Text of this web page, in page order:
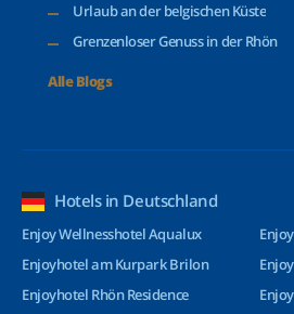
Urlaub an der belgischen Küste
Grenzenloser Genuss in der Rhön
Alle Blogs
Hotels in Deutschland
Enjoy Wellnesshotel Aqualux
Enjoyhotel am Kurpark Brilon
Enjoyhotel Rhön Residence